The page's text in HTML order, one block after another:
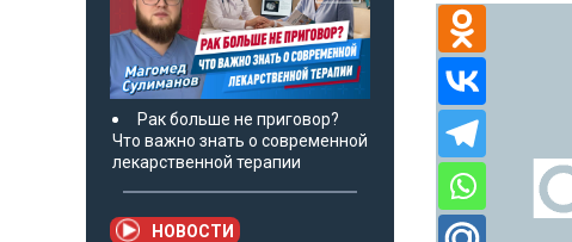
Рак больше не приговор?
Что важно знать о современной
лекарственной терапии
НОВОСТИ